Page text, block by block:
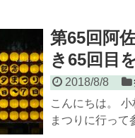
第65回阿
き65回目
2018/8/8
こんにちは。
まつりに行って